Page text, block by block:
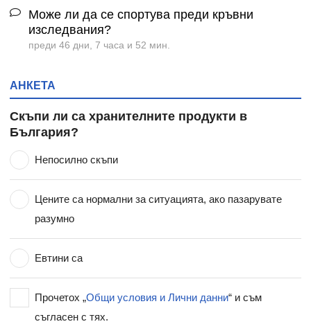
Може ли да се спортува преди кръвни
изследвания?
преди 46 дни, 7 часа и 52 мин.
АНКЕТА
Скъпи ли са хранителните продукти в
България?
Непосилно скъпи
Цените са нормални за ситуацията, ако пазарувате
разумно
Евтини са
Прочетох „Общи условия и Лични данни“ и съм
съгласен с тях.